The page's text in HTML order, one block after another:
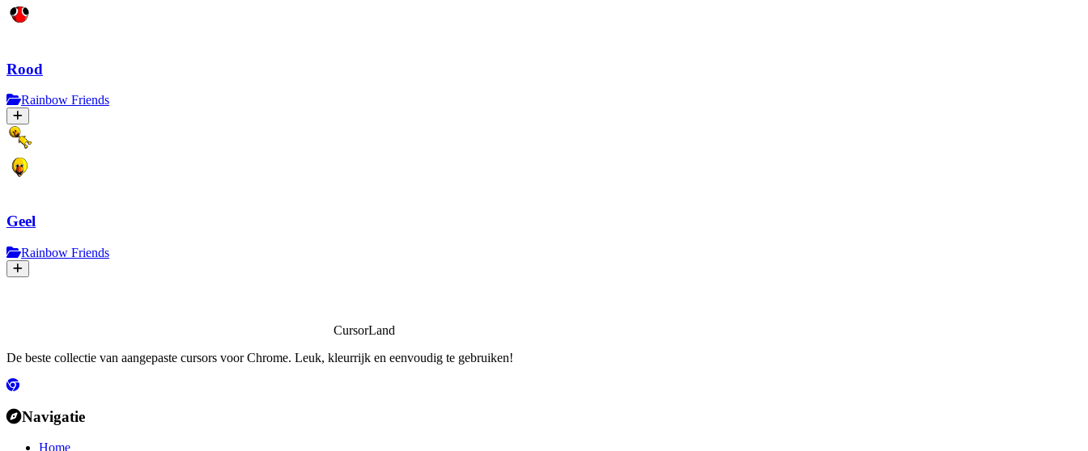
Rood
Rainbow Friends
Geel
Rainbow Friends
CursorLand
De beste collectie van aangepaste cursors voor Chrome. Leuk, kleurrijk en eenvoudig te gebruiken!
Navigatie
Home